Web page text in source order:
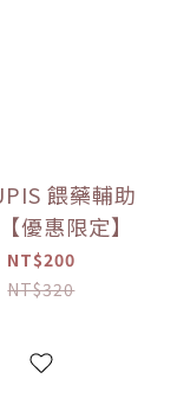
餵藥輔助
優惠限定】
NT$200
NT$320